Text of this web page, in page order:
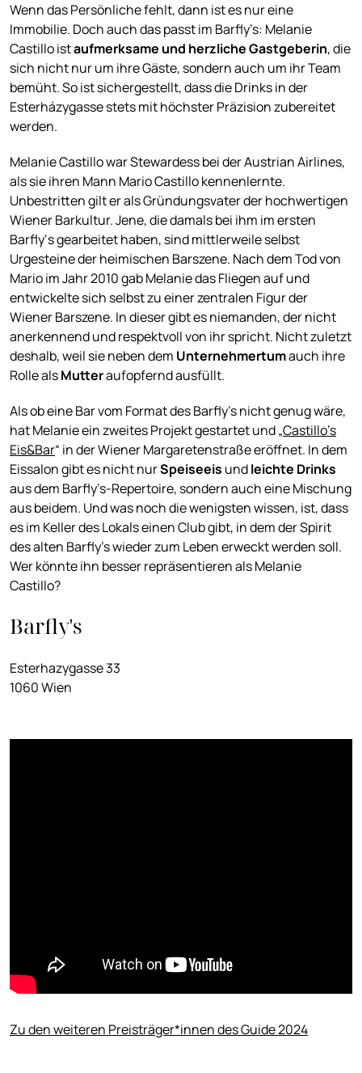
Wenn das Persönliche fehlt, dann ist es nur eine
Immobilie. Doch auch das passt im Barfly’s: Melanie
Castillo istaufmerksame und herzliche Gastgeberin, die
sich nicht nur um ihre Gäste, sondern auch um ihr Team
bemüht. So ist sichergestellt, dass die Drinks in der
Esterházygasse stets mit höchster Präzision zubereitet
werden.
Melanie Castillo war Stewardess bei der Austrian Airlines,
als sie ihren Mann Mario Castillo kennenlernte.
Unbestritten gilt er als Gründungsvater der hochwertigen
Wiener Barkultur. Jene, die damals bei ihm im ersten
Barfly‘s gearbeitet haben, sind mittlerweile selbst
Urgesteine der heimischen Barszene. Nach dem Tod von
Mario im Jahr 2010 gab Melanie das Fliegen auf und
entwickelte sich selbst zu einer zentralen Figur der
Wiener Barszene. In dieser gibt es niemanden, der nicht
anerkennend und respektvoll von ihr spricht. Nicht zuletzt
deshalb, weil sie neben dem Unternehmertumauch ihre
Rolle alsMutteraufopfernd ausfüllt.
Als ob eine Bar vom Format des Barfly’s nicht genug wäre,
hat Melanie ein zweites Projekt gestartet und „Castillo’s
Eis&Bar“ in der Wiener Margaretenstraße eröffnet. In dem
Eissalon gibt es nicht nurSpeiseeis undleichte Drinks
aus dem Barfly’s-Repertoire, sondern auch eine Mischung
aus beidem. Und was noch die wenigsten wissen, ist, dass
es im Keller des Lokals einen Club gibt, in dem der Spirit
des alten Barfly’s wieder zum Leben erweckt werden soll.
Wer könnte ihn besser repräsentieren als Melanie
Castillo?
Barfly's
Esterhazygasse 33
1060 Wien
Zu den weiteren Preisträger*innen des Guide 2024